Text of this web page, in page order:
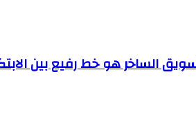
الساخر هو خط رفيع بين